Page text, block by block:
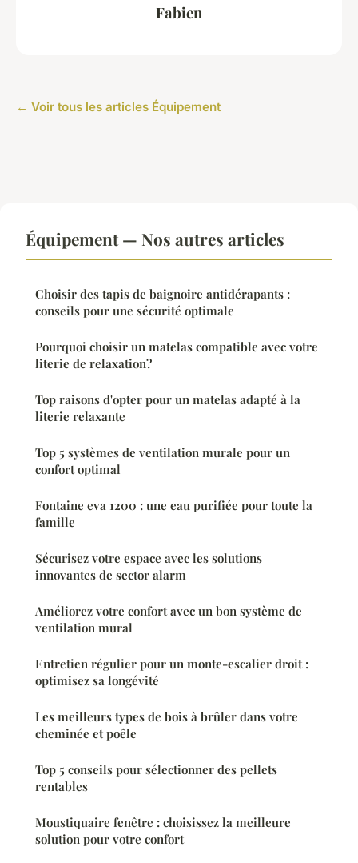
Fabien
← Voir tous les articles Équipement
Équipement — Nos autres articles
Choisir des tapis de baignoire antidérapants :
conseils pour une sécurité optimale
Pourquoi choisir un matelas compatible avec votre
literie de relaxation?
Top raisons d'opter pour un matelas adapté à la
literie relaxante
Top 5 systèmes de ventilation murale pour un
confort optimal
Fontaine eva 1200 : une eau purifiée pour toute la
famille
Sécurisez votre espace avec les solutions
innovantes de sector alarm
Améliorez votre confort avec un bon système de
ventilation mural
Entretien régulier pour un monte-escalier droit :
optimisez sa longévité
Les meilleurs types de bois à brûler dans votre
cheminée et poêle
Top 5 conseils pour sélectionner des pellets
rentables
Moustiquaire fenêtre : choisissez la meilleure
solution pour votre confort